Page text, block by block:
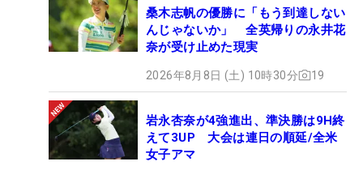
桑木志帆の優勝に「もう到達しない
んじゃないか」 全英帰りの永井花
奈が受け止めた現実
2026年8月8日 (土) 10時30分 19
岩永杏奈が4強進出、準決勝は9H終
えて3UP 大会は連日の順延/全米
女子アマ